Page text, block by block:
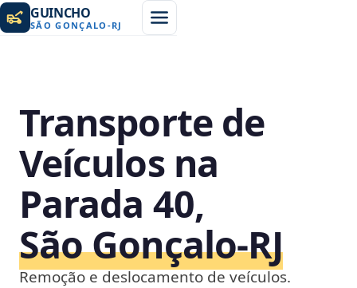
GUINCHO
SÃO GONÇALO -RJ
Transporte de
Veículos na
Parada 40,
São Gonçalo‑RJ
Remoção e deslocamento de veículos.